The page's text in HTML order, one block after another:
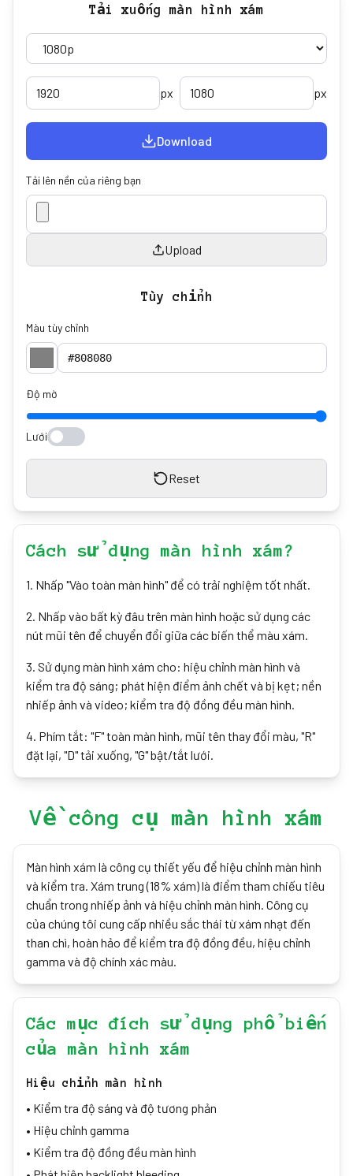
Tải xuống màn hình xám
px px
Download
Tải lên nền của riêng bạn
Upload
Tùy chỉnh
Màu tùy chỉnh
Độ mờ
Lưới
Reset
Cách sử dụng màn hình xám?
1. Nhấp "Vào toàn màn hình" để có trải nghiệm tốt nhất.
2. Nhấp vào bất kỳ đâu trên màn hình hoặc sử dụng các
nút mũi tên để chuyển đổi giữa các biến thể màu xám.
3. Sử dụng màn hình xám cho: hiệu chỉnh màn hình và
kiểm tra độ sáng; phát hiện điểm ảnh chết và bị kẹt; nền
nhiếp ảnh và video; kiểm tra độ đồng đều màn hình.
4. Phím tắt: "F" toàn màn hình, mũi tên thay đổi màu, "R"
đặt lại, "D" tải xuống, "G" bật/tắt lưới.
Về công cụ màn hình xám
Màn hình xám là công cụ thiết yếu để hiệu chỉnh màn hình
và kiểm tra. Xám trung (18% xám) là điểm tham chiếu tiêu
chuẩn trong nhiếp ảnh và hiệu chỉnh màn hình. Công cụ
của chúng tôi cung cấp nhiều sắc thái từ xám nhạt đến
than chì, hoàn hảo để kiểm tra độ đồng đều, hiệu chỉnh
gamma và độ chính xác màu.
Các mục đích sử dụng phổ biến
của màn hình xám
Hiệu chỉnh màn hình
• Kiểm tra độ sáng và độ tương phản
• Hiệu chỉnh gamma
• Kiểm tra độ đồng đều màn hình